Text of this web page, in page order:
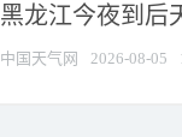
黑龙江今夜到后
中国天气网 2026-08-05